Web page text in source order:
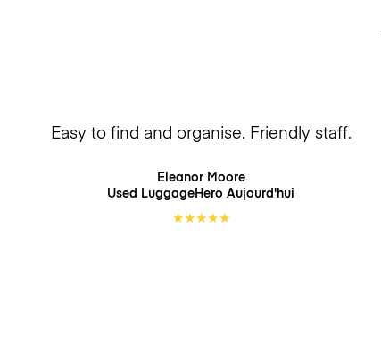
Easy to find and organise. Friendly staff.
Eleanor Moore
Used LuggageHero Aujourd'hui
★★★★★